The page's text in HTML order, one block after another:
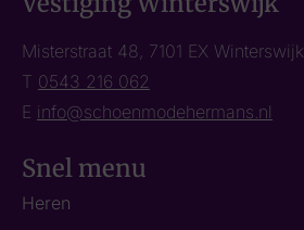
Misterstraat 48, 7101 EX Winterswijk
T 0543 216 062
E info@schoenmodehermans.nl
Snel menu
Heren